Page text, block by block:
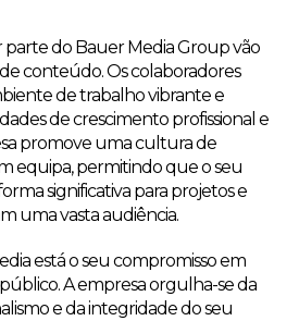
parte do Bauer Media Group vão
conteúdo. Os colaboradores
de trabalho vibrante e
de crescimento profissional e
promove uma cultura de
equipa, permitindo que o seu
significativa para projetos e
uma vasta audiência.
está o seu compromisso em
A empresa orgulha-se da
e da integridade do seu